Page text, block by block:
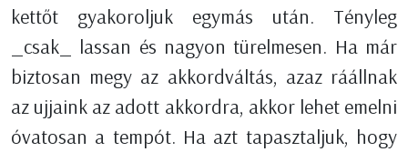
kettőt gyakoroljuk egymás után. Tényleg
_csak_ lassan és nagyon türelmesen. Ha már
biztosan megy az akkordváltás, azaz ráállnak
az ujjaink az adott akkordra, akkor lehet emelni
óvatosan a tempót. Ha azt tapasztaljuk, hogy